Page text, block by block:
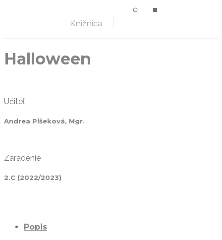
Knižnica
Halloween
Učiteľ
Andrea Plšeková, Mgr.
Zaradenie
2.C (2022/2023)
Popis